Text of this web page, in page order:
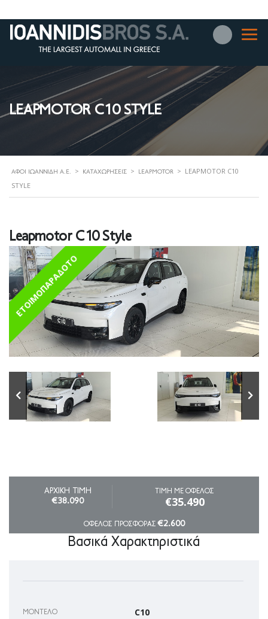
LEAPMOTOR C10 STYLE
ΑΦΟΊ ΙΩΑΝΝΊΔΗ Α.Ε. > ΚΑΤΑΧΩΡΉΣΕΙΣ > LEAPMOTOR > LEAPMOTOR C10
STYLE
Leapmotor C10 Style
ΕΤΟΙΜΟΠΑΡΑΔΟΤΟ
ΑΡΧΙΚΗ ΤΙΜΗ
€38.090
ΤΙΜΗ ΜΕ ΟΦΕΛΟΣ
€35.490
ΟΦΕΛΟΣ ΠΡΟΣΦΟΡΑΣ€2.600
Βασικά Χαρακτηριστικά
ΜΟΝΤΈΛΟ C10